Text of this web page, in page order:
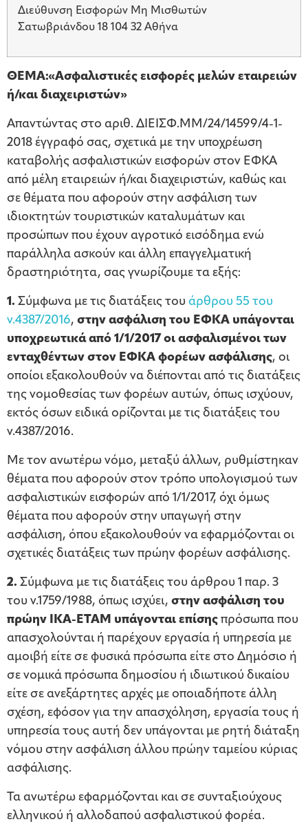
Διεύθυνση Εισφορών Μη Μισθωτών
Σατωβριάνδου 18 104 32 Αθήνα
ΘΕΜΑ:«Ασφαλιστικές εισφορές μελών εταιρειών
ή/και διαχειριστών»
Απαντώντας στο αριθ. ΔΙΕΙΣΦ.ΜΜ/24/14599/4-1-
2018 έγγραφό σας, σχετικά με την υποχρέωση
καταβολής ασφαλιστικών εισφορών στον ΕΦΚΑ
από μέλη εταιρειών ή/και διαχειριστών, καθώς και
σε θέματα που αφορούν στην ασφάλιση των
ιδιοκτητών τουριστικών καταλυμάτων και
προσώπων που έχουν αγροτικό εισόδημα ενώ
παράλληλα ασκούν και άλλη επαγγελματική
δραστηριότητα, σας γνωρίζουμε τα εξής:
1. Σύμφωνα με τις διατάξεις του άρθρου 55 του
ν.4387/2016, στην ασφάλιση του ΕΦΚΑ υπάγονται
υποχρεωτικά από 1/1/2017 οι ασφαλισμένοι των
ενταχθέντων στον ΕΦΚΑ φορέων ασφάλισης, οι
οποίοι εξακολουθούν να διέπονται από τις διατάξεις
της νομοθεσίας των φορέων αυτών, όπως ισχύουν,
εκτός όσων ειδικά ορίζονται με τις διατάξεις του
ν.4387/2016.
Με τον ανωτέρω νόμο, μεταξύ άλλων, ρυθμίστηκαν
θέματα που αφορούν στον τρόπο υπολογισμού των
ασφαλιστικών εισφορών από 1/1/2017, όχι όμως
θέματα που αφορούν στην υπαγωγή στην
ασφάλιση, όπου εξακολουθούν να εφαρμόζονται οι
σχετικές διατάξεις των πρώην φορέων ασφάλισης.
2. Σύμφωνα με τις διατάξεις του άρθρου 1 παρ. 3
του ν.1759/1988, όπως ισχύει, στην ασφάλιση του
πρώην ΙΚΑ-ΕΤΑΜ υπάγονται επίσης πρόσωπα που
απασχολούνται ή παρέχουν εργασία ή υπηρεσία με
αμοιβή είτε σε φυσικά πρόσωπα είτε στο Δημόσιο ή
σε νομικά πρόσωπα δημοσίου ή ιδιωτικού δικαίου
είτε σε ανεξάρτητες αρχές με οποιαδήποτε άλλη
σχέση, εφόσον για την απασχόληση, εργασία τους ή
υπηρεσία τους αυτή δεν υπάγονται με ρητή διάταξη
νόμου στην ασφάλιση άλλου πρώην ταμείου κύριας
ασφάλισης.
Τα ανωτέρω εφαρμόζονται και σε συνταξιούχους
ελληνικού ή αλλοδαπού ασφαλιστικού φορέα.